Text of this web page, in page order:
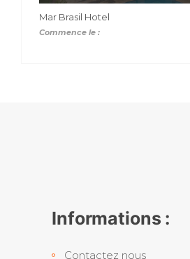
Mar Brasil Hotel
Commence le :
Informations :
Contactez nous